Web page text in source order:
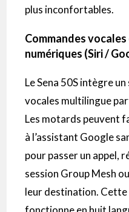
plus inconfortables.
Commandes
numériques (Siri /
Le Sena 50S intègre
vocales multilingue
Les motards peuvent
à l’assistant Google
pour passer un appel,
session Group Mesh
leur destination.